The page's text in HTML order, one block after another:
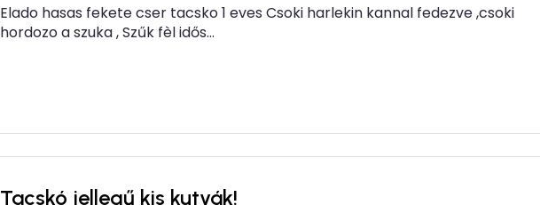
Elado hasas fekete cser tacsko 1 eves Csoki harlekin kannal fedezve ,csoki
hordozo a szuka , Szűk fèl idős...
Tacskó jellegű kis kutyák!